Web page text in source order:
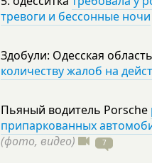
тревоги и бессонные ночи
Здобули: Одесская область
количеству жалоб на
Пьяный водитель Porsche
припаркованных
(фото, видео)
7